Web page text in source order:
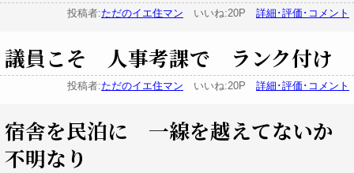
投稿者:ただのイエ住マン いいね:20P 詳細･評価･コメント
議員こそ 人事考課で ランク付け
投稿者:ただのイエ住マン いいね:20P 詳細･評価･コメント
宿舎を民泊に 一線を越えてないか
不明なり